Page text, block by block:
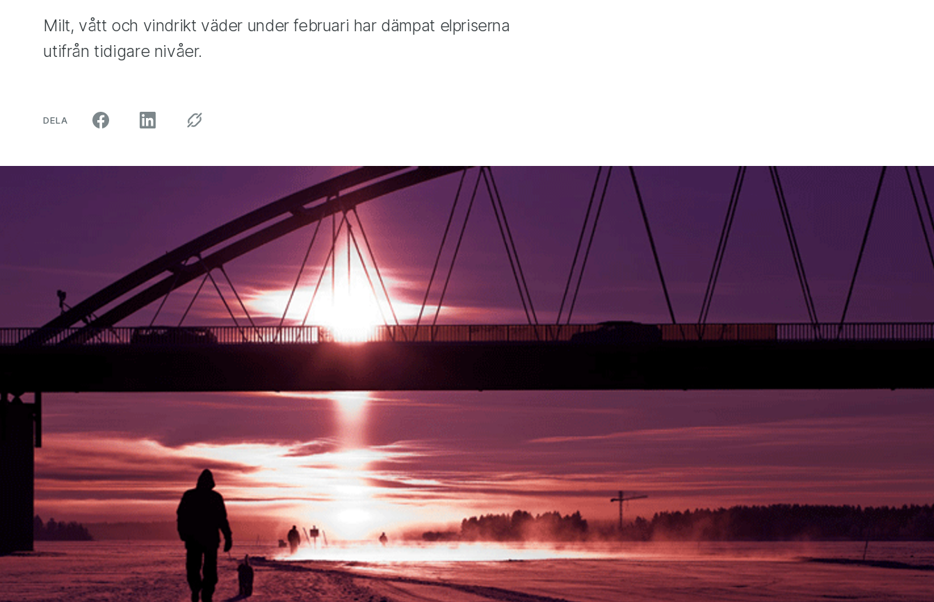
Milt, vått och vindrikt väder under februari har dämpat elpriserna
utifrån tidigare nivåer.
DELA ARTIKELN PÅ SOCIALA MEDIER"